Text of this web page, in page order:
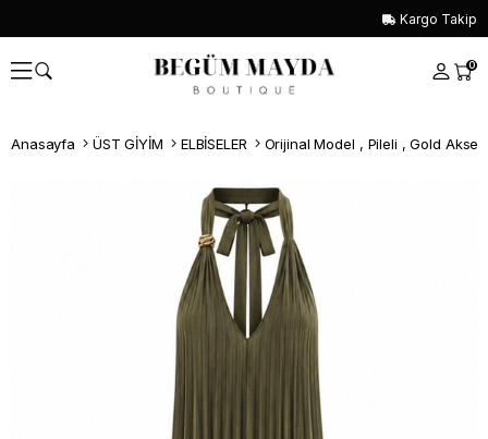
Kargo Takip
0
Anasayfa ÜST GİYİM ELBİSELER Orijinal Model , Pileli , Gold
Whatsapp İle Sipariş ver